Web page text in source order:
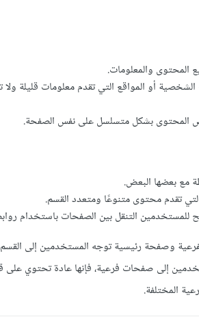
أو المواقع التي تقدم معلومات قليلة ولا
مع بعضها البعض.
تقدم محتوى متنوعًا ومتعدد القسم.
التنقل بين الصفحات باستخدام
وصفحة رئيسية توجه المستخدمين إلى
إلى صفحات فرعية، فإنها عادة تحتوي على
المختلفة.